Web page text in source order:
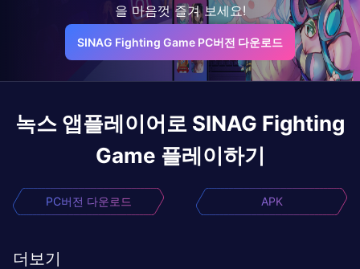
을 마음껏 즐겨 보세요!
SINAG Fighting Game PC버전 다운로드
녹스 앱플레이어로 SINAG Fighting
Game 플레이하기
PC버전 다운로드 APK
더보기